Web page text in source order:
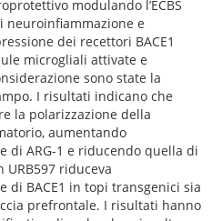
modulando l’ECBS
neuroinfiammazione e
dei recettori BACE1
microgliali attivate e
sono state la
I risultati indicano che
la polarizzazione della
aumentando
di ARG-1 e riducendo quella di
riduceva
di BACE1 in topi transgenici sia
prefrontale. I risultati hanno